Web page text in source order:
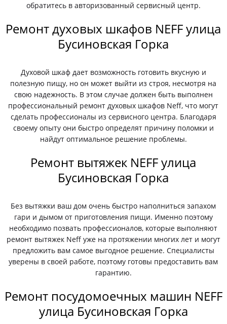
обратитесь в авторизованный сервисный центр.
Ремонт духовых шкафов NEFF улица
Бусиновская Горка
Духовой шкаф дает возможность готовить вкусную и
полезную пищу, но он может выйти из строя, несмотря на
свою надежность. В этом случае должен быть выполнен
профессиональный ремонт духовых шкафов Neff, что могут
сделать профессионалы из сервисного центра. Благодаря
своему опыту они быстро определят причину поломки и
найдут оптимальное решение проблемы.
Ремонт вытяжек NEFF улица
Бусиновская Горка
Без вытяжки ваш дом очень быстро наполниться запахом
гари и дымом от приготовления пищи. Именно поэтому
необходимо позвать профессионалов, которые выполняют
ремонт вытяжек Neff уже на протяжении многих лет и могут
предложить вам самое выгодное решение. Специалисты
уверены в своей работе, поэтому готовы предоставить вам
гарантию.
Ремонт посудомоечных машин NEFF
улица Бусиновская Горка